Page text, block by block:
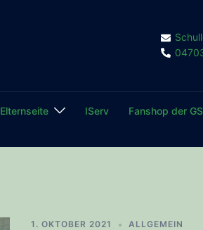
Elternseite IServ
Fanshop der
1. OKTOBER 2021 ALLGEMEIN